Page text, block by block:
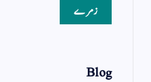
زمرے
Blog